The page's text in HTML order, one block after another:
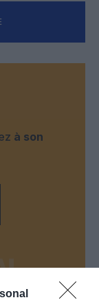
à son